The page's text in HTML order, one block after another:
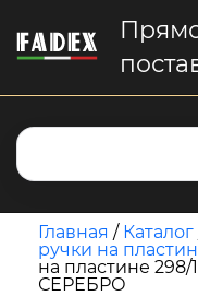
Главная / Каталог
ручки на
на пластине
СЕРЕБРО